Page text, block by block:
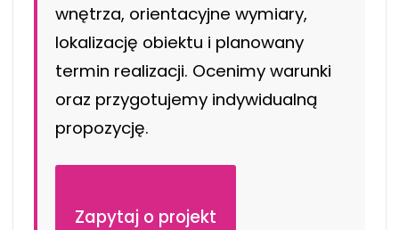
wnętrza, orientacyjne wymiary,
lokalizację obiektu i planowany
termin realizacji. Ocenimy warunki
oraz przygotujemy indywidualną
propozycję.
Zapytaj o projekt